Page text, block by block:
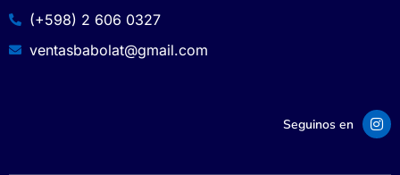
(+598) 2 606 0327
ventasbabolat@gmail.com
Seguinos en